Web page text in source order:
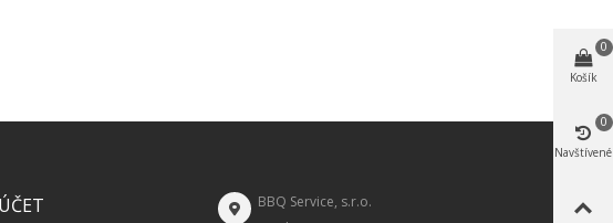
BBQ Service, s.r.o.
Košík
0
Navštívené
0